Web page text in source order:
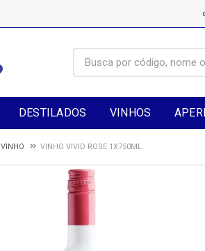
DESTILADOS VINHOS
VINHO VINHO VIVID ROSE 1X750ML